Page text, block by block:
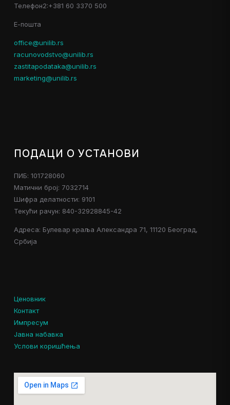
Телефон2:+381 60 3370 500
Е-пошта
office@unilib.rs
racunovodstvo@unilib.rs
zastitapodataka@unilib.rs
marketing@unilib.rs
ПОДАЦИ О УСТАНОВИ
ПИБ: 101728060
Матични број: 7032714
Шифра делатности: 9101
Текући рачун: 840-32928845-42
Адреса: Булевар краља Александра 71, 11120 Београд,
Србија
Ценовник
Контакт
Импресум
Јавна набавка
Услови коришћења